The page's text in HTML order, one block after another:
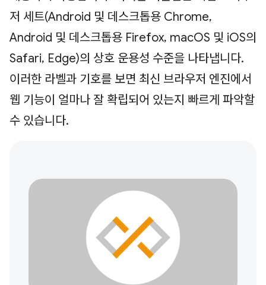
저 세트(Android 및 데스크톱용 Chrome,
Android 및 데스크톱용 Firefox, macOS 및 iOS의
Safari, Edge)의 상호 운용성 수준을 나타냅니다.
이러한 라벨과 기호를 보면 최신 브라우저 엔진에서
웹 기능이 얼마나 잘 확립되어 있는지 빠르게 파악할
수 있습니다.